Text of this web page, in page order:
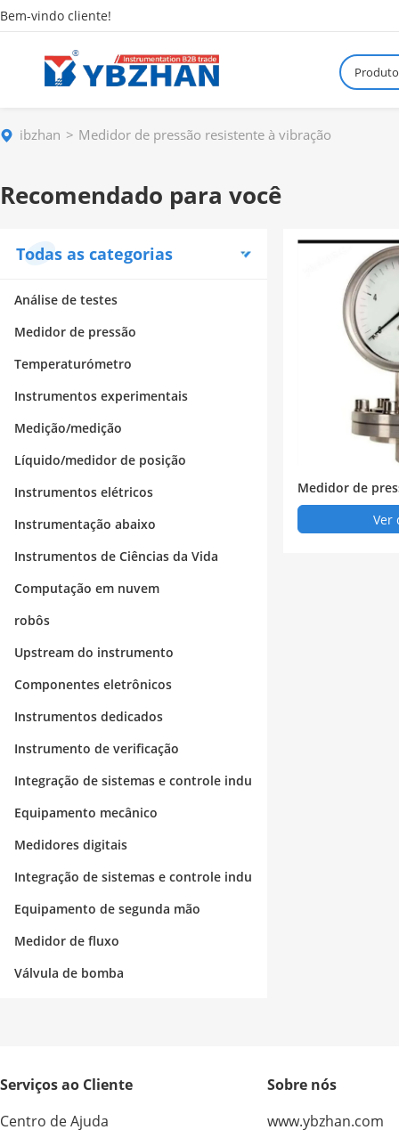
Bem-vindo cliente!
ibzhan Medidor de pressão resistente à vibração
Recomendado para você
Todas as categorias
Análise de testes
Medidor de pressão
Temperaturómetro
Instrumentos experimentais
Medição/medição
Líquido/medidor de posição
Instrumentos elétricos
Instrumentação abaixo
Instrumentos de Ciências da Vida
Computação em nuvem
robôs
Upstream do instrumento
Componentes eletrônicos
Instrumentos dedicados
Instrumento de verificação
Integração de sistemas e controle indu
strial
Equipamento mecânico
Medidores digitais
Integração de sistemas e controle indu
strial
Equipamento de segunda mão
Medidor de fluxo
Válvula de bomba
Medidor de
025
Ver
Serviços ao Cliente
Centro de Ajuda
Sobre nós
www.ybzhan.com